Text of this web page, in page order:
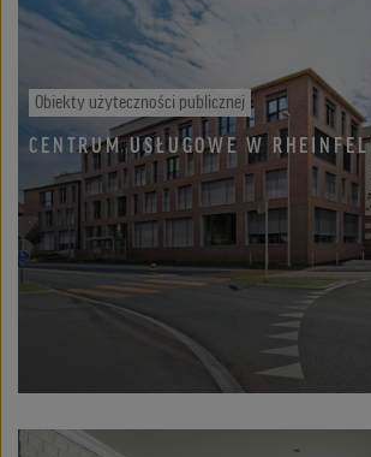
Obiekty użyteczności publicznej
CENTRUM USŁUGOWE W